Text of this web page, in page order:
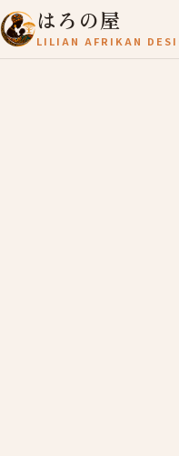
はろの屋
LILIAN AFRIKAN